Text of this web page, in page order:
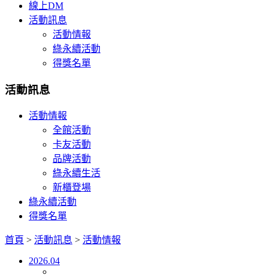
線上DM
活動訊息
活動情報
綠永續活動
得獎名單
活動訊息
活動情報
全館活動
卡友活動
品牌活動
綠永續生活
新櫃登場
綠永續活動
得獎名單
首頁 > 活動訊息 > 活動情報
2026.04